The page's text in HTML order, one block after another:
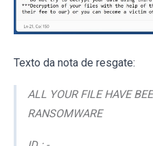
Texto da nota de resgate:
ALL YOUR FILE HAVE
RANSOMWARE